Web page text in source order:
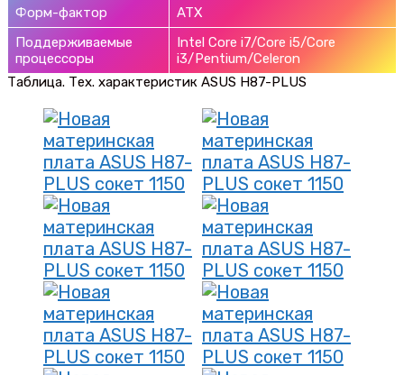
Форм-фактор
ATX
Поддерживаемые
процессоры
Intel Core i7/Core i5/Core
i3/Pentium/Celeron
Таблица. Тех. характеристик ASUS H87-PLUS